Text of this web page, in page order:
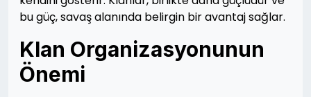
bu güç, savaş alanında belirgin bir avantaj sağlar.
Klan Organizasyonunun
Önemi